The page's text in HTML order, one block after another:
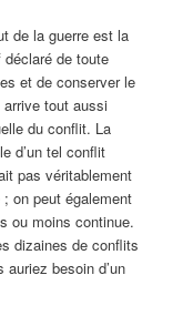
de la guerre est la
de toute
et de conserver le
tout aussi
du conflit. La
d’un tel conflit
pas véritablement
; on peut également
ou moins continue.
dizaines de conflits
besoin d’un